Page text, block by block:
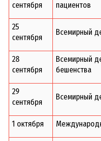
сентября
пациентов
25
сентября
Всемирный
28
сентября
Всемирный
бешенства
29
сентября
Всемирный
1 октября